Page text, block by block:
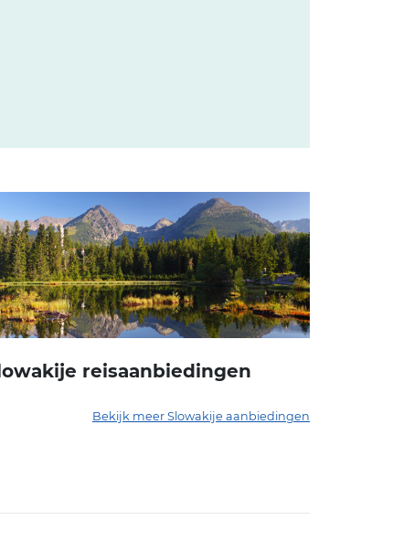
reisaanbiedingen
Bekijk meer Slowakije aanbiedingen